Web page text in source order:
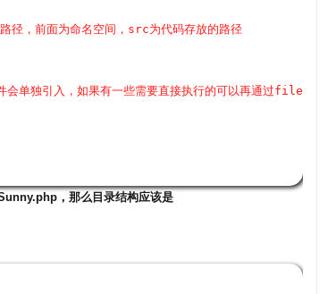
径，前面为命名空间，src为代码存放的路径
单独引入，如果有一些需要直接执行的可以再通过files里面
，那么目录结构应该是